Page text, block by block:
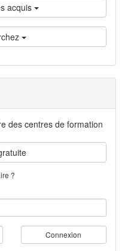
acquis
des centres de formation
?
Connexion